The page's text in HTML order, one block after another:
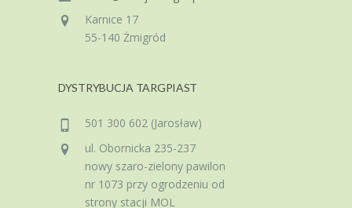
Karnice 17
55-140 Żmigród
DYSTRYBUCJA TARGPIAST
501 300 602 (Jarosław)
ul. Obornicka 235-237
nowy szaro-zielony pawilon
nr 1073 przy ogrodzeniu od
strony stacji MOL